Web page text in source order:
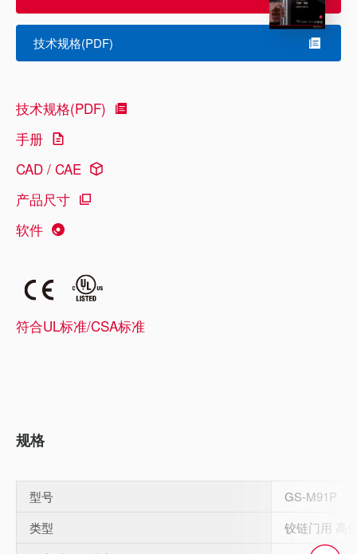
技术规格(PDF)
技术规格(PDF)
手册
CAD / CAE
产品尺寸
软件
符合UL标准/CSA标准
规格
型号
GS-M91P
类型
铰链门用 高